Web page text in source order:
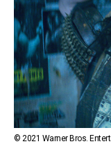
© 2021 Warner Bros.